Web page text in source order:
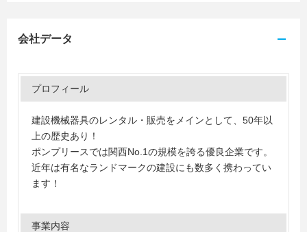
会社データ
プロフィール
建設機械器具のレンタル・販売をメインとして、50年以
上の歴史あり！
ポンプリースでは関西No.1の規模を誇る優良企業です。
近年は有名なランドマークの建設にも数多く携わってい
ます！
事業内容